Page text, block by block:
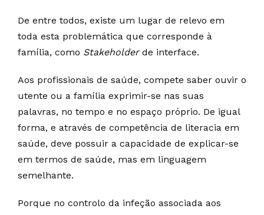
De entre todos, existe um lugar de relevo em
toda esta problemática que corresponde à
família, como Stakeholderde interface.
Aos profissionais de saúde, compete saber ouvir o
utente ou a família exprimir-se nas suas
palavras, no tempo e no espaço próprio. De igual
forma, e através de competência de literacia em
saúde, deve possuir a capacidade de explicar-se
em termos de saúde, mas em linguagem
semelhante.
Porque no controlo da infeção associada aos